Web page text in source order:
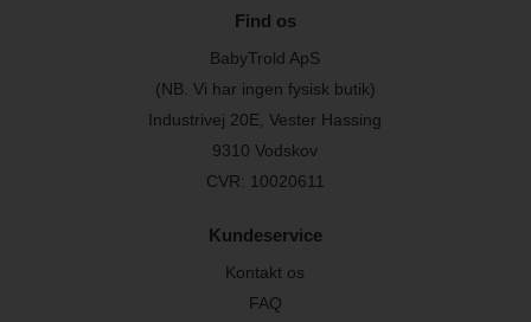
Find os
BabyTrold ApS
(NB. Vi har ingen fysisk butik)
Industrivej 20E, Vester Hassing
9310 Vodskov
CVR: 10020611
Kundeservice
Kontakt os
FAQ